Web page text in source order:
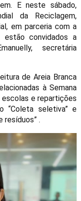
E neste sábado,
da Reciclagem,
em parceria com a
estão convidados a
secretária
de Areia Branca
à Semana
escolas e repartições
“Coleta seletiva” e
resíduos” .